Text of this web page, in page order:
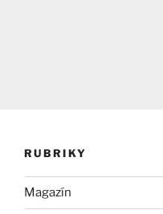
RUBRIKY
Magazín